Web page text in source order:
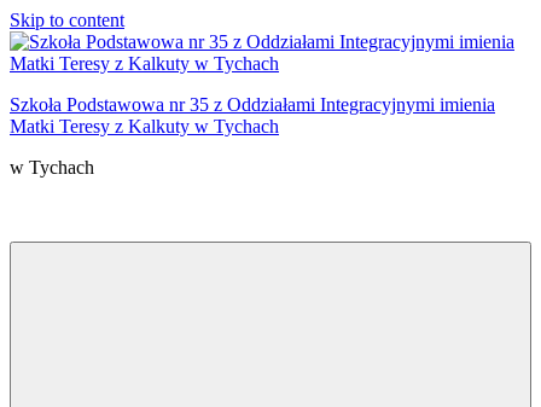
Skip to content
Szkoła Podstawowa nr 35 z Oddziałami Integracyjnymi imienia
Matki Teresy z Kalkuty w Tychach
w Tychach